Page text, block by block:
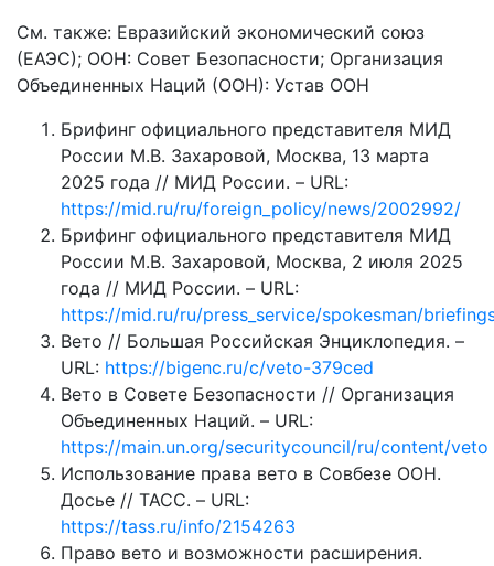
См. также: Евразийский экономический союз
(ЕАЭС); ООН: Совет Безопасности; Организация
Объединенных Наций (ООН): Устав ООН
Брифинг официального представителя МИД
России М.В. Захаровой, Москва, 13 марта
2025 года // МИД России. – URL:
https://mid.ru/ru/foreign_policy/news/2002992/
Брифинг официального представителя МИД
России М.В. Захаровой, Москва, 2 июля 2025
года // МИД России. – URL:
https://mid.ru/ru/press_service/spokesman/
Вето // Большая Российская Энциклопедия. –
URL: https://bigenc.ru/c/veto-379ced
Вето в Совете Безопасности // Организация
Объединенных Наций. – URL:
https://main.un.org/securitycouncil/ru/content/veto
Использование права вето в Совбезе ООН.
Досье // ТАСС. – URL:
https://tass.ru/info/2154263
Право вето и возможности расширения.